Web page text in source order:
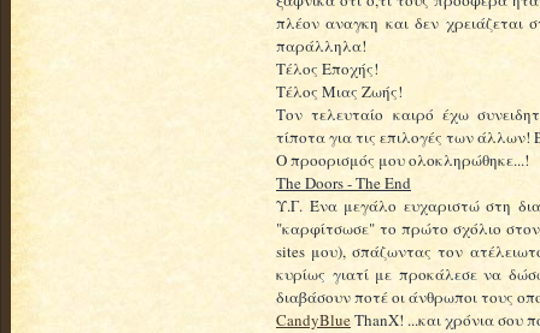
πλέον αναγκη και δεν χρειάζεται
παράλληλα!
Τέλος Εποχής!
Τέλος Μιας Ζωής!
Τον τελευταίο καιρό έχω
τίποτα για τις επιλογές των άλλων!
Ο προορισμός μου ολοκληρώθηκε...!
The Doors - The End
Υ.Γ. Ένα μεγάλο ευχαριστώ στη
"καρφίτσωσε" το πρώτο σχόλιο
sites μου), σπάζωντας τον
κυρίως γιατί με προκάλεσε να
διαβάσουν ποτέ οι άνθρωποι τους
CandyBlueThanX! ...και χρόνια σου